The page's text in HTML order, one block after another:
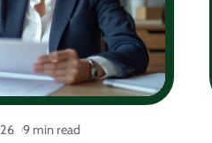
9 min read